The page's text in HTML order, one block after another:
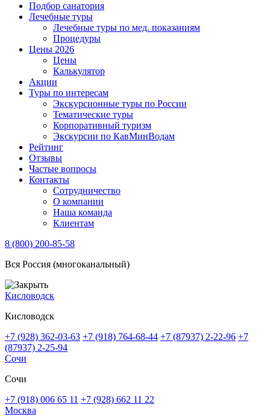
Подбор санатория
Лечебные туры
Лечебные туры по мед. показаниям
Процедуры
Цены 2026
Цены
Калькулятор
Акции
Туры по интересам
Экскурсионные туры по России
Тематические туры
Корпоративный туризм
Экскурсии по КавМинВодам
Рейтинг
Отзывы
Частые вопросы
Контакты
Сотрудничество
О компании
Наша команда
Клиентам
8 (800) 200-85-58
Вся Россия (многоканальный)
Кисловодск
Кисловодск
+7 (928) 362-03-63 +7 (918) 764-68-44 +7 (87937) 2-22-96 +7
(87937) 2-25-94
Сочи
Сочи
+7 (918) 006 65 11 +7 (928) 662 11 22
Москва